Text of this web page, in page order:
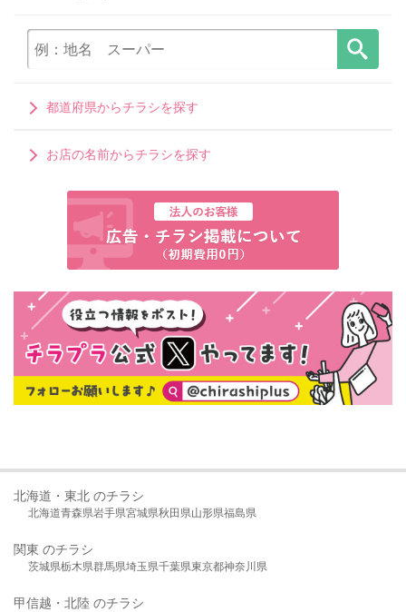
都道府県からチラシを探す
お店の名前からチラシを探す
北海道・東北 のチラシ
北海道青森県岩手県宮城県秋田県山形県福島県
関東 のチラシ
茨城県栃木県群馬県埼玉県千葉県東京都神奈川県
甲信越・北陸 のチラシ